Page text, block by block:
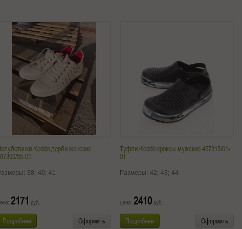
Keddo дерби женские
55-01
38; 40; 41
2171 руб.
Подробнее Оформить
Туфли Keddo кроксы мужские 457315/01-
01
Размеры: 42; 43; 44
цена: 2410 руб.
Подробнее Оформить